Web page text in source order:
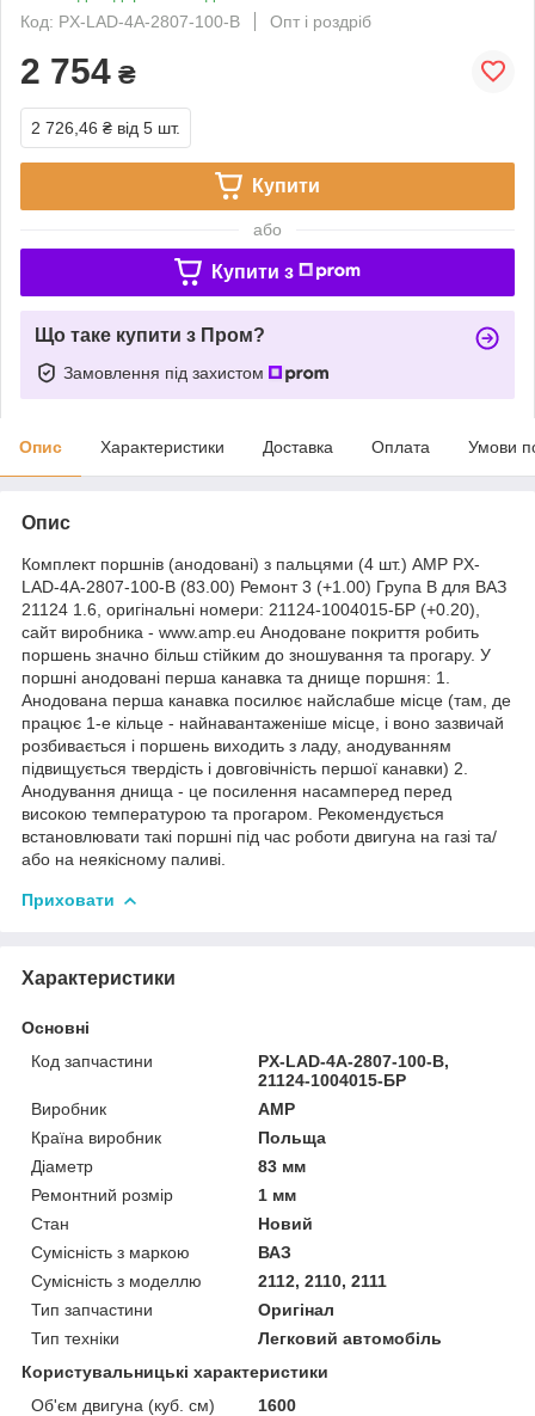
Код: PX-LAD-4A-2807-100-B
Опт і роздріб
2 754 ₴
2 726,46 ₴ від 5 шт.
Купити
або
Купити з
Що таке купити з Пром?
Замовлення під захистом
Опис Характеристики Доставка Оплата Умови
Опис
Комплект поршнів (анодовані) з пальцями (4 шт.) AMP PX-
LAD-4A-2807-100-B (83.00) Ремонт 3 (+1.00) Група B для ВАЗ
21124 1.6, оригінальні номери: 21124-1004015-БР (+0.20),
сайт виробника - www.amp.eu Анодоване покриття робить
поршень значно більш стійким до зношування та прогару. У
поршні анодовані перша канавка та днище поршня: 1.
Анодована перша канавка посилює найслабше місце (там, де
працює 1-е кільце - найнавантаженіше місце, і воно зазвичай
розбивається і поршень виходить з ладу, анодуванням
підвищується твердість і довговічність першої канавки) 2.
Анодування днища - це посилення насамперед перед
високою температурою та прогаром. Рекомендується
встановлювати такі поршні під час роботи двигуна на газі та/
або на неякісному паливі.
Приховати
Характеристики
Основні
Код запчастини
PX-LAD-4A-2807-100-B,
21124-1004015-БР
Виробник
AMP
Країна виробник
Польща
Діаметр
83 мм
Ремонтний розмір
1 мм
Стан
Новий
Сумісність з маркою
ВАЗ
Сумісність з моделлю
2112, 2110, 2111
Тип запчастини
Оригінал
Тип техніки
Легковий автомобіль
Користувальницькі характеристики
Об'єм двигуна (куб. см)
1600